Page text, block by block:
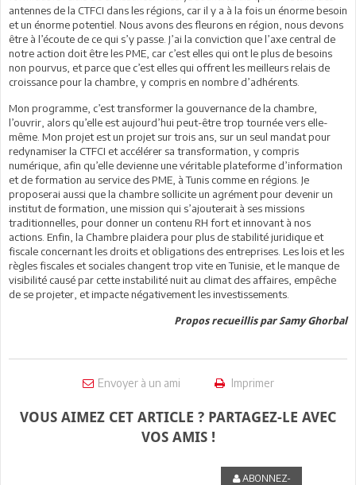
antennes de la CTFCI dans les régions, car il y a à la fois un énorme besoin
et un énorme potentiel. Nous avons des fleurons en région, nous devons
être à l’écoute de ce qui s’y passe. J’ai la conviction que l’axe central de
notre action doit être les PME, car c’est elles qui ont le plus de besoins
non pourvus, et parce que c’est elles qui offrent les meilleurs relais de
croissance pour la chambre, y compris en nombre d’adhérents.
Mon programme, c’est transformer la gouvernance de la chambre,
l’ouvrir, alors qu’elle est aujourd’hui peut-être trop tournée vers elle-
même. Mon projet est un projet sur trois ans, sur un seul mandat pour
redynamiser la CTFCI et accélérer sa transformation, y compris
numérique, afin qu’elle devienne une véritable plateforme d’information
et de formation au service des PME, à Tunis comme en régions. Je
proposerai aussi que la chambre sollicite un agrément pour devenir un
institut de formation, une mission qui s’ajouterait à ses missions
traditionnelles, pour donner un contenu RH fort et innovant à nos
actions. Enfin, la Chambre plaidera pour plus de stabilité juridique et
fiscale concernant les droits et obligations des entreprises. Les lois et les
règles fiscales et sociales changent trop vite en Tunisie, et le manque de
visibilité causé par cette instabilité nuit au climat des affaires, empêche
de se projeter, et impacte négativement les investissements.
Propos recueillis par Samy Ghorbal
Envoyer à un ami Imprimer
VOUS AIMEZ CET ARTICLE ? PARTAGEZ-LE AVEC
VOS AMIS !
ABONNEZ-